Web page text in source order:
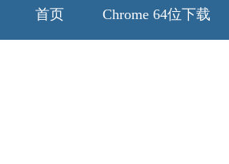
首页 Chrome 64位下载